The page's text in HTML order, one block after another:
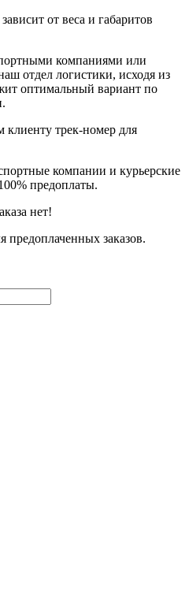
от веса и габаритов
компаниями или
отдел логистики, исходя из
оптимальный вариант по
трек-номер для
компании и курьерские
предоплаты.
нет!
предоплаченных заказов.